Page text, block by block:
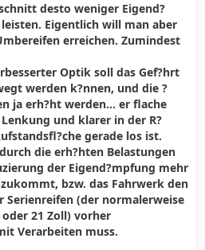
desto weniger Eigend?
Eigentlich will man aber
erreichen. Zumindest
Optik soll das Gef?hrt
werden k?nnen, und die ?
ja erh?ht werden... er flache
und klarer in der R?
gerade los ist.
die erh?hten Belastungen
der Eigend?mpfung mehr
bzw. das Fahrwerk den
Serienreifen (der normalerweise
21 Zoll) vorher
Verarbeiten muss.